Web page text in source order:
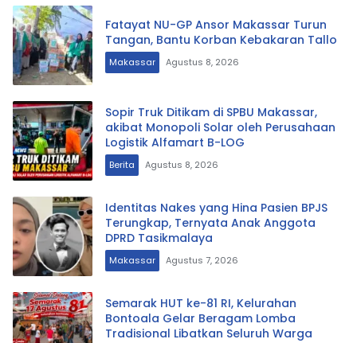
Fatayat NU-GP Ansor Makassar Turun
Tangan, Bantu Korban Kebakaran Tallo
Makassar Agustus 8, 2026
Sopir Truk Ditikam di SPBU Makassar,
akibat Monopoli Solar oleh Perusahaan
Logistik Alfamart B-LOG
Berita Agustus 8, 2026
Identitas Nakes yang Hina Pasien BPJS
Terungkap, Ternyata Anak Anggota
DPRD Tasikmalaya
Makassar Agustus 7, 2026
Semarak HUT ke-81 RI, Kelurahan
Bontoala Gelar Beragam Lomba
Tradisional Libatkan Seluruh Warga